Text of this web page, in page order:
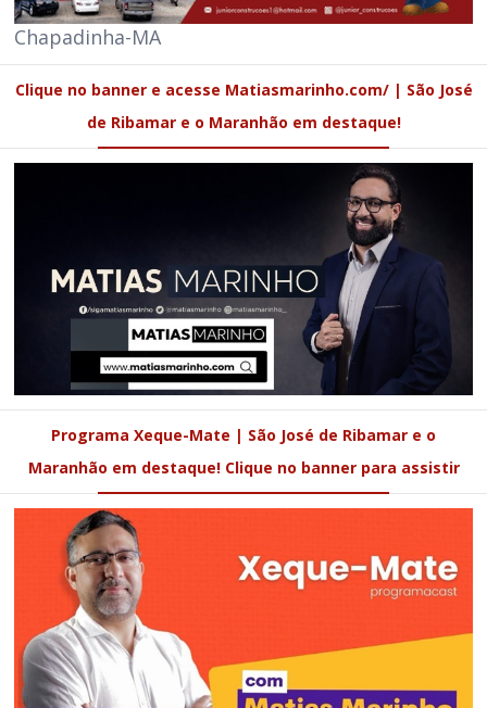
Chapadinha-MA
Clique no banner e acesse Matiasmarinho.com/ | São José
de Ribamar e o Maranhão em destaque!
Programa Xeque-Mate | São José de Ribamar e o
Maranhão em destaque! Clique no banner para assistir